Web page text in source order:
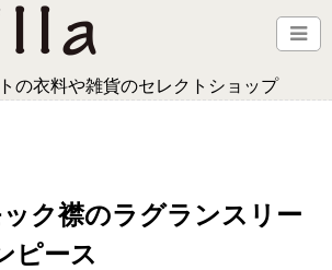
の衣料や雑貨のセレクトショップ
ク襟のラグランスリー
ピース